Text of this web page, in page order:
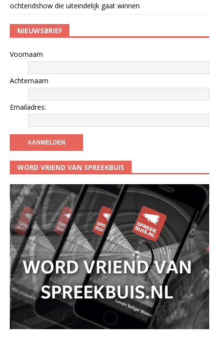
ochtendshow die uiteindelijk gaat winnen
NIEUWSBRIEF
Voornaam
Achternaam
Emailadres:
WORD VRIEND VAN SPREEKBUIS